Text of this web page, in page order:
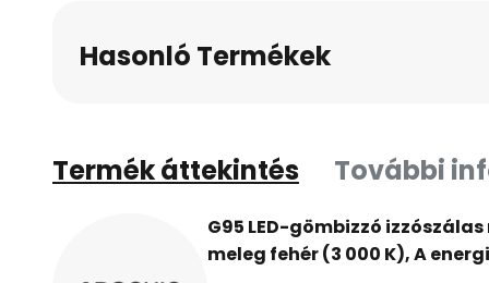
Hasonló Termékek
Termék áttekintés További
G95 LED-gömbizzó izzószálas
meleg fehér (3 000 K), A